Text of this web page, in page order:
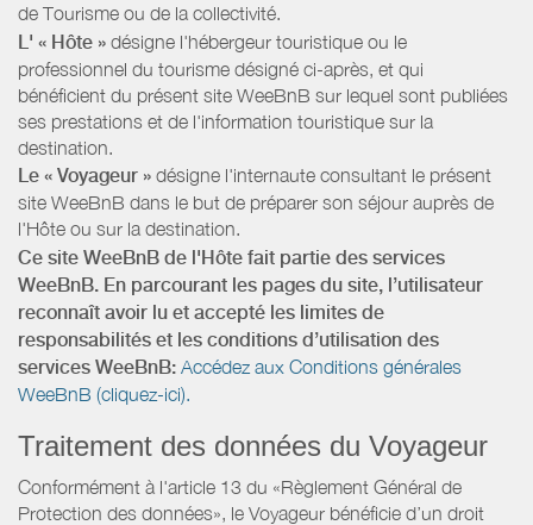
de Tourisme ou de la collectivité.
L' « Hôte » désigne l'hébergeur touristique ou le
professionnel du tourisme désigné ci-après, et qui
bénéficient du présent site WeeBnB sur lequel sont publiées
ses prestations et de l'information touristique sur la
destination.
Le « Voyageur » désigne l'internaute consultant le présent
site WeeBnB dans le but de préparer son séjour auprès de
l'Hôte ou sur la destination.
Ce site WeeBnB de l'Hôte fait partie des services
WeeBnB. En parcourant les pages du site, l’utilisateur
reconnaît avoir lu et accepté les limites de
responsabilités et les conditions d’utilisation des
services WeeBnB: Accédez aux Conditions générales
WeeBnB (cliquez-ici).
Traitement des données du Voyageur
Conformément à l'article 13 du «Règlement Général de
Protection des données», le Voyageur bénéficie d’un droit